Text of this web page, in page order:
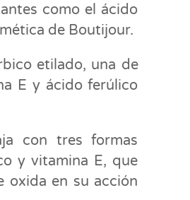
como el ácido
de Boutijour.
etilado, una de
E y ácido ferúlico
con tres formas
y vitamina E, que
oxida en su acción